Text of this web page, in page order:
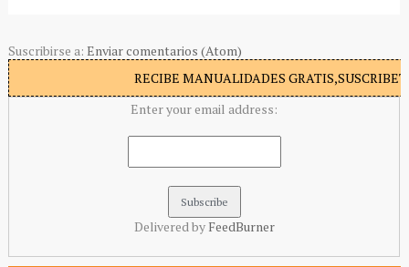
Suscribirse a: Enviar comentarios (Atom)
RECIBE MANUALIDADES
Enter your email address:
Delivered by FeedBurner